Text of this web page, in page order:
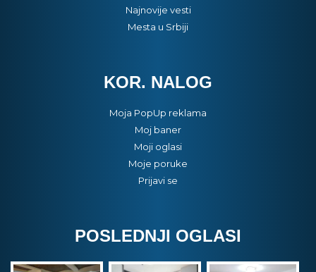
Najnovije vesti
Mesta u Srbiji
KOR. NALOG
Moja PopUp reklama
Moj baner
Moji oglasi
Moje poruke
Prijavi se
POSLEDNJI OGLASI